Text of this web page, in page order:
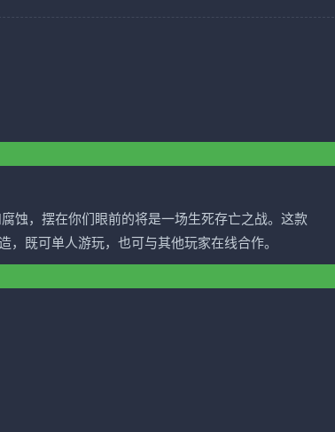
蚀，摆在你们眼前的将是一场生死存亡之战。这款
既可单人游玩，也可与其他玩家在线合作。